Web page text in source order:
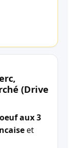
(Drive
aux 3
et